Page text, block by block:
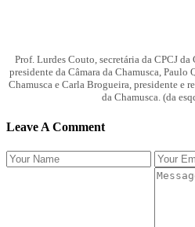
Prof. Lurdes Couto, secretária da CPCJ
presidente da Câmara da Chamusca, Paulo
Chamusca e Carla Brogueira, presidente e
da Chamusca. (da
Leave A Comment